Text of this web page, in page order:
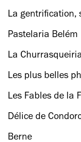
La gentrification,
Pastelaria Belém
La
Les plus belles
Coupe du Monde
Les Fables de la
Délice de
Berne